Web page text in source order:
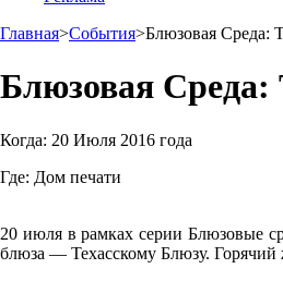
Главная>События>Блюзовая Среда:
Блюзовая Среда:
Когда: 20 Июля 2016 года
Где: Дом печати
20 июля в рамках серии Блюзовые
блюза — Техасскому Блюзу. Горячий